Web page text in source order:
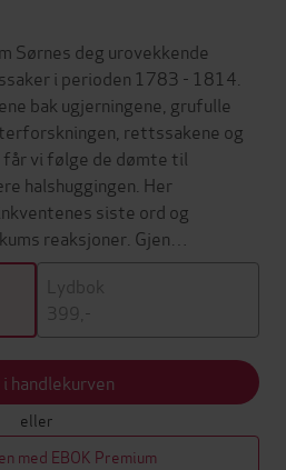
Sørnes deg urovekkende
i perioden 1783 - 1814.
bak ugjerningene, grufulle
rettssakene og
vi følge de dømte til
halshuggingen. Her
siste ord og
reaksjoner. Gjen…
Lydbok
399,-
handlekurven
eller
med EBOK Premium